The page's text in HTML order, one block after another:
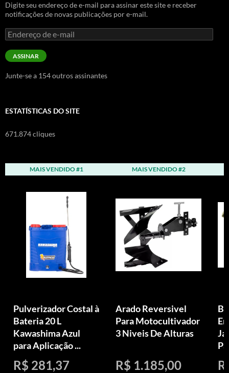
Digite seu endereço de e-mail para assinar este site e receber
notificações de novas publicações por e-mail.
Endereço
de
e-
mailASSINAR
Junte-se a 154 outros assinantes
ESTATÍSTICAS DO SITE
671.874 cliques
MAIS VENDIDO #1
Pulverizador Costal à
Bateria 20 L
Kawashima Azul
para Aplicação ...
R$ 281,37
MAIS VENDIDO #2
Arado Reversivel
Para Motocultivador
3 Niveis De Alturas
R$ 1.185,00